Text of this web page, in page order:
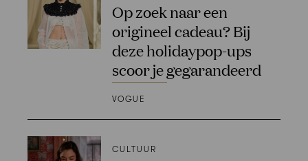
Op zoek naar een
origineel cadeau? Bij
deze holidaypop-ups
scoor je gegarandeerd
VOGUE
CULTUUR